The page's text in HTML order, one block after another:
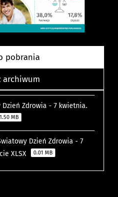
pobrania
archiwum
Zdrowia - 7 kwietnia.
1.50 MB
Dzień Zdrowia - 7
XLSX
0.01 MB